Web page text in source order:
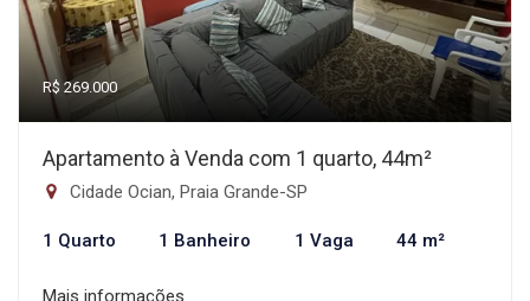
R$ 269.000
Apartamento à Venda com 1 quarto, 44m²
Cidade Ocian, Praia Grande-SP
1 Quarto 1 Banheiro 1 Vaga 44 m²
Mais informações